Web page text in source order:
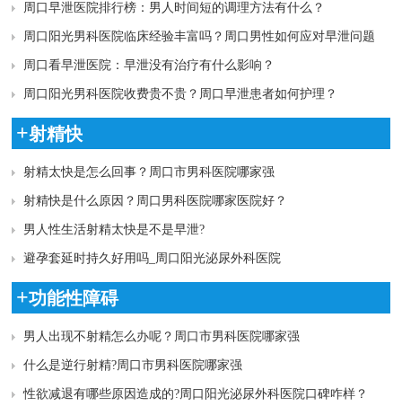
周口早泄医院排行榜：男人时间短的调理方法有什么？
周口阳光男科医院临床经验丰富吗？周口男性如何应对早泄问题
呢？
周口看早泄医院：早泄没有治疗有什么影响？
周口阳光男科医院收费贵不贵？周口早泄患者如何护理？
+射精快
射精太快是怎么回事？周口市男科医院哪家强
射精快是什么原因？周口男科医院哪家医院好？
男人性生活射精太快是不是早泄?
避孕套延时持久好用吗_周口阳光泌尿外科医院
+功能性障碍
男人出现不射精怎么办呢？周口市男科医院哪家强
什么是逆行射精?周口市男科医院哪家强
性欲减退有哪些原因造成的?周口阳光泌尿外科医院口碑咋样？